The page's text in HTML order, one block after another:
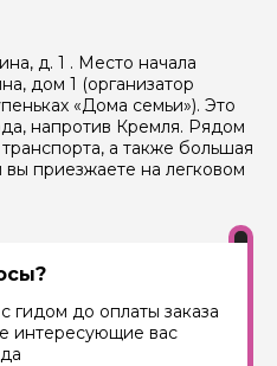
д. 1 . Место начала
дом 1 (организатор
«Дома семьи»). Это
напротив Кремля. Рядом
а также большая
вы приезжаете на легковом
гидом до оплаты заказа
интересующие вас